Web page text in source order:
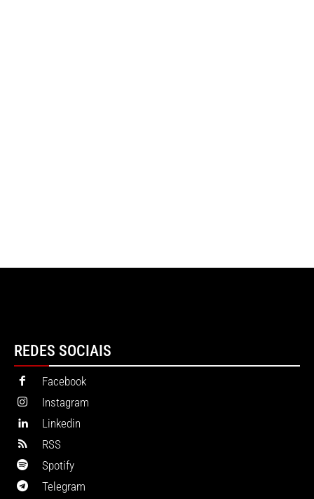
REDES SOCIAIS
Facebook
Instagram
Linkedin
RSS
Spotify
Telegram